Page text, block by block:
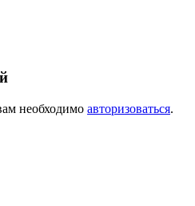
необходимо авторизоваться.